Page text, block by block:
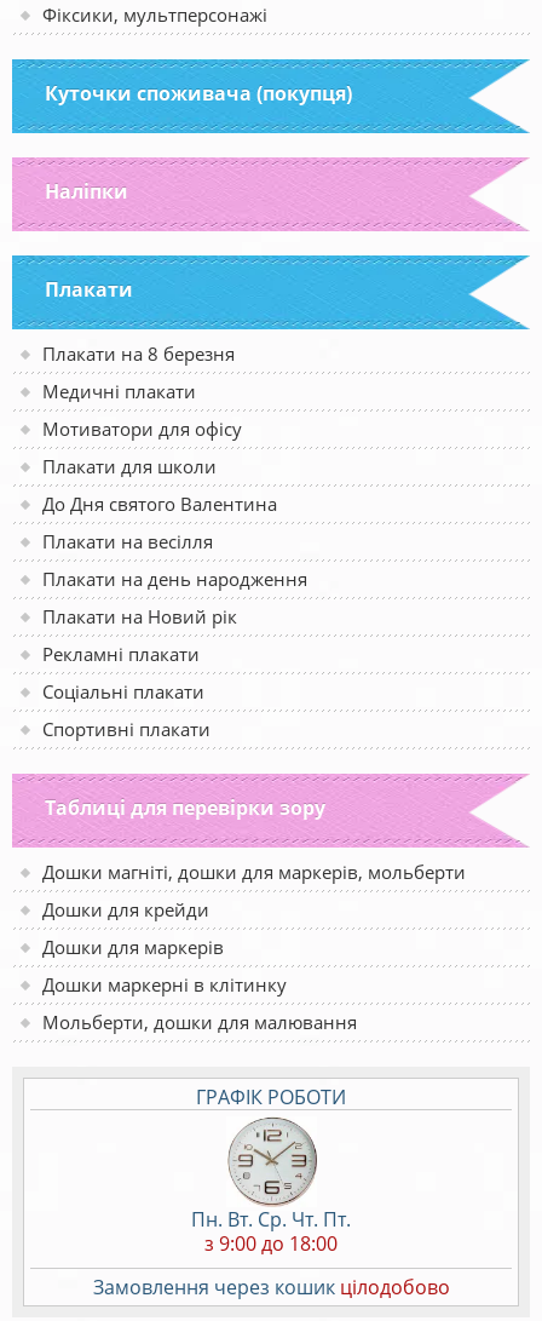
Фіксики, мультперсонажі
Куточки споживача (покупця)
Наліпки
Плакати
Плакати на 8 березня
Медичні плакати
Мотиватори для офісу
Плакати для школи
До Дня святого Валентина
Плакати на весілля
Плакати на день народження
Плакати на Новий рік
Рекламні плакати
Соціальні плакати
Спортивні плакати
Таблиці для перевірки зору
Дошки магніті, дошки для маркерів, мольберти
Дошки для крейди
Дошки для маркерів
Дошки маркерні в клітинку
Мольберти, дошки для малювання
ГРАФІК РОБОТИ
Пн. Вт. Ср. Чт. Пт.
з 9:00 до 18:00
Замовлення через кошик цілодобово